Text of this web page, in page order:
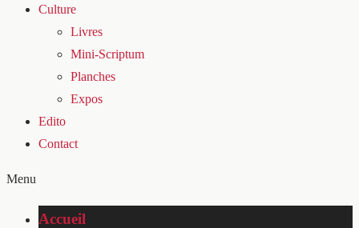
Culture
Livres
Mini-Scriptum
Planches
Expos
Edito
Contact
Menu
Accueil